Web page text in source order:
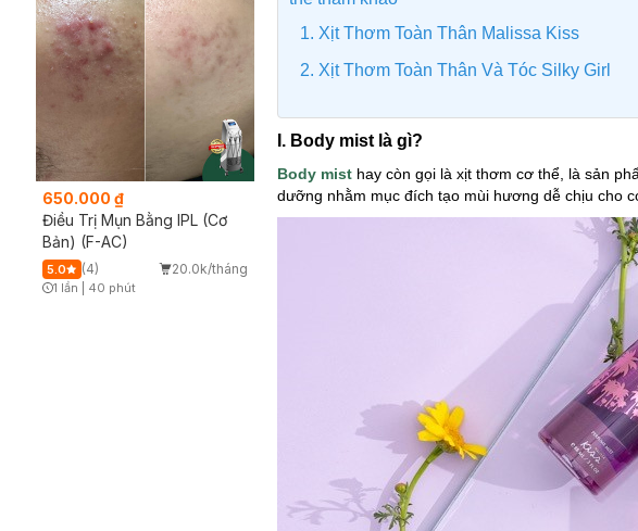
650.000 ₫
Điều Trị Mụn Bằng IPL (Cơ
Bản) (F-AC)
5.0 (4) 20.0k/tháng
Timer Gray Icon
1 lần 40 phút
1. Xịt Thơm Toàn Thân Malissa Kiss
2. Xịt Thơm Toàn Thân Và Tóc Silky Girl
I. Body mist là gì?
Body mist hay còn gọi là xịt thơm cơ thể, là sản
dưỡng nhằm mục đích tạo mùi hương dễ chịu cho